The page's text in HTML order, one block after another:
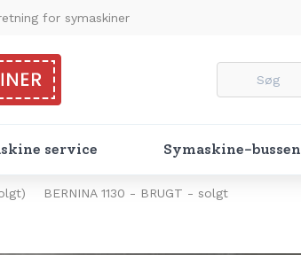
for symaskiner
service Symaskine-bussen
BERNINA 1130 - BRUGT - solgt